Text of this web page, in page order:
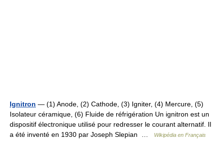
Ignitron — (1) Anode, (2) Cathode, (3) Igniter, (4) Mercure, (5)
Isolateur céramique, (6) Fluide de réfrigération Un ignitron est un
dispositif électronique utilisé pour redresser le courant alternatif. Il
a été inventé en 1930 par Joseph Slepian …
Wikipédia en Français